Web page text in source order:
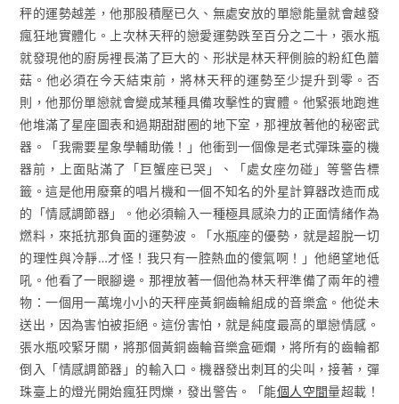
秤的運勢越差，他那股積壓已久、無處安放的單戀能量就會越發
瘋狂地實體化。上次林天秤的戀愛運勢跌至百分之二十，張水瓶
就發現他的廚房裡長滿了巨大的、形狀是林天秤側臉的粉紅色蘑
菇。他必須在今天結束前，將林天秤的運勢至少提升到零。否
則，他那份單戀就會變成某種具備攻擊性的實體。他緊張地跑進
他堆滿了星座圖表和過期甜甜圈的地下室，那裡放著他的秘密武
器。「我需要星象學輔助儀！」他衝到一個像是老式彈珠臺的機
器前，上面貼滿了「巨蟹座已哭」、「處女座勿碰」等警告標
籤。這是他用廢棄的唱片機和一個不知名的外星計算器改造而成
的「情感調節器」。他必須輸入一種極具感染力的正面情緒作為
燃料，來抵抗那負面的運勢波。「水瓶座的優勢，就是超脫一切
的理性與冷靜…才怪！我只有一腔熱血的傻氣啊！」他絕望地低
吼。他看了一眼腳邊。那裡放著一個他為林天秤準備了兩年的禮
物：一個用一萬塊小小的天秤座黃銅齒輪組成的音樂盒。他從未
送出，因為害怕被拒絕。這份害怕，就是純度最高的單戀情感。
張水瓶咬緊牙關，將那個黃銅齒輪音樂盒砸爛，將所有的齒輪都
倒入「情感調節器」的輸入口。機器發出刺耳的尖叫，接著，彈
珠臺上的燈光開始瘋狂閃爍，發出警告。「能個人空間量超載！